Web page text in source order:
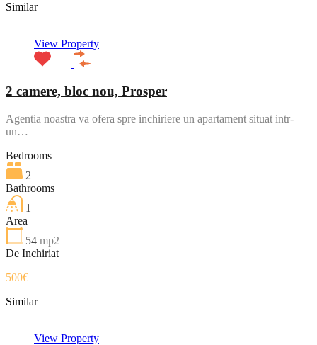
Similar
View Property
2 camere, bloc nou, Prosper
Agentia noastra va ofera spre inchiriere un apartament situat intr-
un…
Bedrooms
2
Bathrooms
1
Area
54 mp2
De Inchiriat
500€
Similar
View Property